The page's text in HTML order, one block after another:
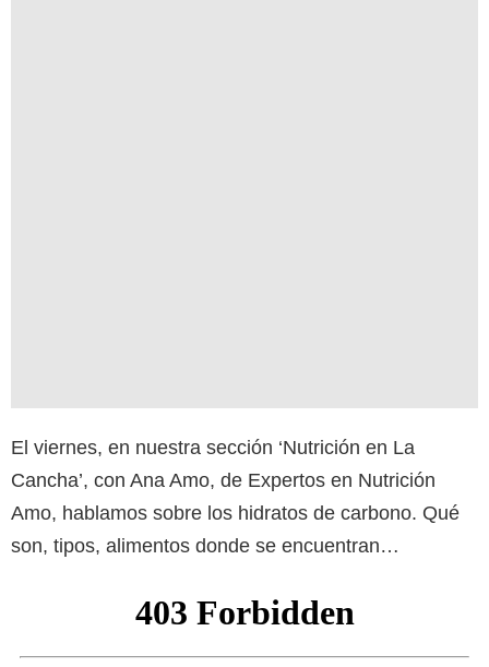
El viernes, en nuestra sección ‘Nutrición en La
Cancha’, con Ana Amo, de Expertos en Nutrición
Amo, hablamos sobre los hidratos de carbono. Qué
son, tipos, alimentos donde se encuentran…